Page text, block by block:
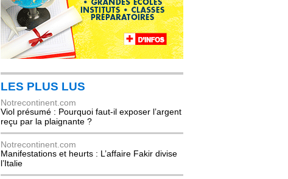
LES PLUS LUS
Notrecontinent.com
Viol présumé : Pourquoi faut-il exposer l’argent
reçu par la plaignante ?
Notrecontinent.com
Manifestations et heurts : L’affaire Fakir divise
l’Italie